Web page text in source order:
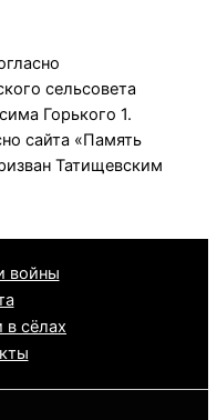
сельсовета
Горького 1.
сайта «Память
Татищевским
войны
в сёлах